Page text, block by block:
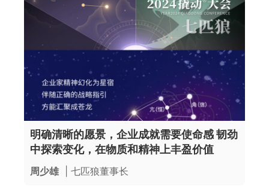
明确清晰的愿景，企业成就需要使命感 韧劲
中探索变化，在物质和精神上丰盈价值
周少雄 | 七匹狼董事长